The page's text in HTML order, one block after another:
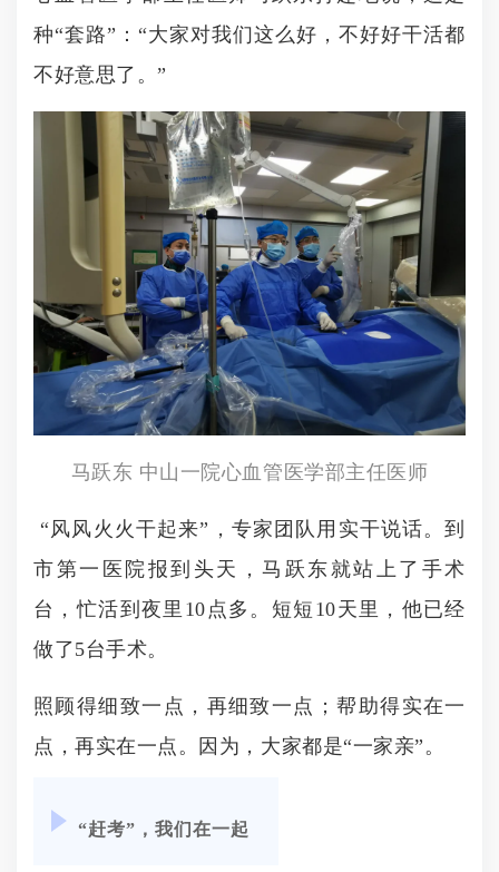
种“套路”：“大家对我们这么好，不好好干活都
不好意思了。”
马跃东 中山一院心血管医学部主任医师
“风风火火干起来”，专家团队用实干说话。到
市第一医院报到头天，马跃东就站上了手术
台，忙活到夜里10点多。短短10天里，他已经
做了5台手术。
照顾得细致一点，再细致一点；帮助得实在一
点，再实在一点。因为，大家都是“一家亲”。
“赶考”，我们在一起